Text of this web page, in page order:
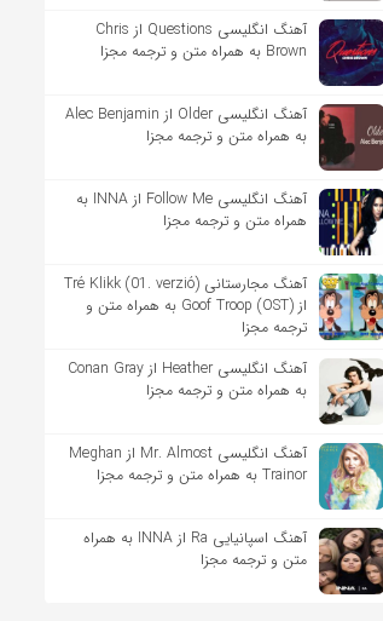
آهنگ انگلیسی Questions از Chris
Brown به همراه متن و ترجمه مجزا
آهنگ انگلیسی Older از Alec Benjamin
به همراه متن و ترجمه مجزا
آهنگ انگلیسی Follow Me از INNA به
همراه متن و ترجمه مجزا
آهنگ مجارستانی Tré Klikk (01. verzió)
از Goof Troop (OST) به همراه متن و
ترجمه مجزا
آهنگ انگلیسی Heather از Conan Gray
به همراه متن و ترجمه مجزا
آهنگ انگلیسی Mr. Almost از Meghan
Trainor به همراه متن و ترجمه مجزا
آهنگ اسپانیایی Ra از INNA به همراه
متن و ترجمه مجزا